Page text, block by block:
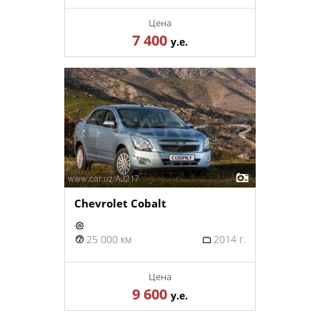
Цена
7 400 у.е.
Chevrolet Cobalt
25 000 км 2014 г.
Цена
9 600 у.е.